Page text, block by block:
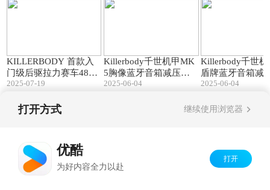
KILLERBODY 首款入
门级后驱拉力赛车4883
7R视频完整版
2025-07-19
Killerbody千世机甲MK
5胸像蓝牙音箱减压模
型玩具
2025-06-04
Killerbody千世
盾牌蓝牙音箱减
玩具
2025-06-04
打开方式 继续使用浏览器
优酷
为好内容全力以赴
打开